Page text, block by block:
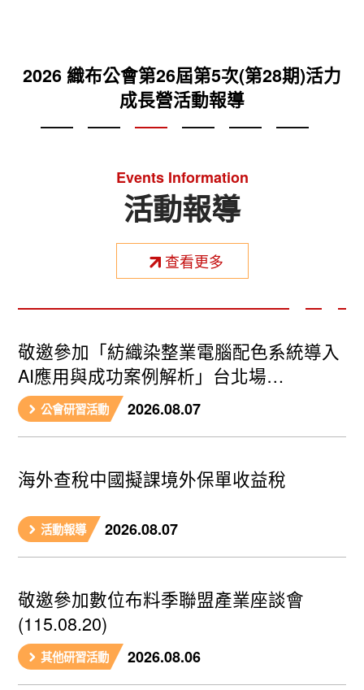
台灣區織布工業同業公會VR專區
2026 織布公會第26屆第6次(第29期)活力
成長營活動報導
2026 織布公會第26屆第5次(第28期)活力
成長營活動報導
2025 織布公會第26屆第4次(第27期)活力
成長營活動報導
2025 織布公會第26屆第3次(第26期)活力
成長營活動報導
2025織布公會第26屆第2次(第25期)活力成
長營活動報導
Events Information
活動報導
查看更多
敬邀參加「紡織染整業電腦配色系統導入
AI應用與成功案例解析」台北場
(115.09.08)
公會研習活動 2026.08.07
海外查稅中國擬課境外保單收益稅
活動報導 2026.08.07
敬邀參加數位布料季聯盟產業座談會
(115.08.20)
其他研習活動 2026.08.06